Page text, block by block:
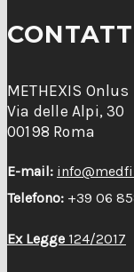
METHEXIS Onlus
Via delle Alpi, 30
00198 Roma
E-mail:
Telefono: +39 06
Ex Legge 124/2017